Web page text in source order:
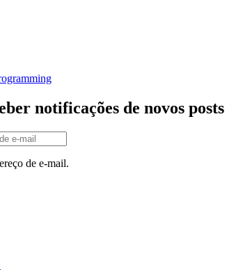
notificações de novos posts
de e-mail.